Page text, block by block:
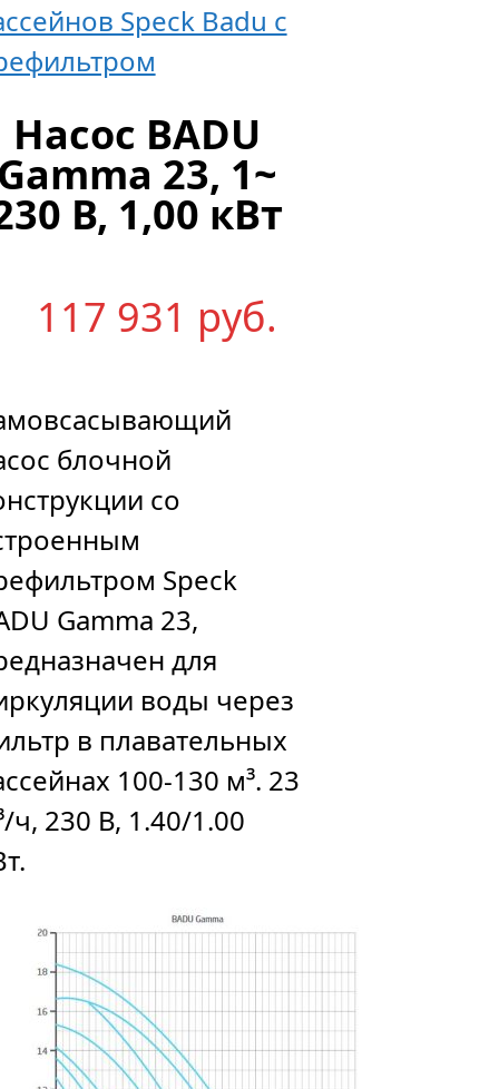
Speck Badu с
Насос BADU
23, 1~
В, 1,00 кВт
117 931 руб.
блочной
со
Speck
Gamma 23,
для
воды через
в плавательных
100-130 м³. 23
ч, 230 В, 1.40/1.00